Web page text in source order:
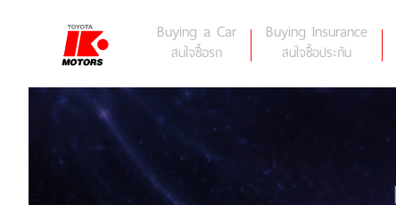
Buying a Car
สนใจซื้อรถ
Buying Insurance
สนใจซื้อประกัน